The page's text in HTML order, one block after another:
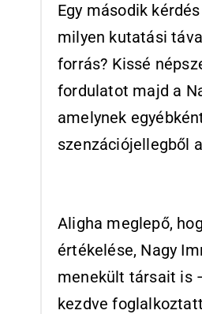
Egy második
milyen kutatási
forrás? Kissé
fordulatot majd a
amelynek
szenzációjellegből
Aligha meglepő,
értékelése, Nagy
menekült társait is
kezdve